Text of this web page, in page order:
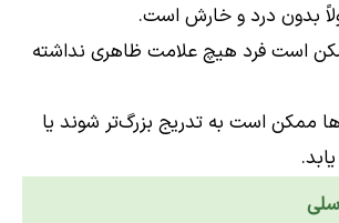
بدون درد و خارش است.
است فرد هیچ علامت ظاهری نداشته
ممکن است به تدریج بزرگ‌تر شوند یا